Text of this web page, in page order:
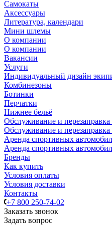
Самокаты
Аксессуары
Литература, календари
Мини шлемы
О компании
О компании
Вакансии
Услуги
Индивидуальный дизайн
Комбинезоны
Ботинки
Перчатки
Нижнее бельё
Обслуживание и
Обслуживание и
Аренда спортивных
Аренда спортивных
Бренды
Как купить
Условия оплаты
Условия доставки
Контакты
+7 800 250-74-02
Заказать звонок
Задать вопрос